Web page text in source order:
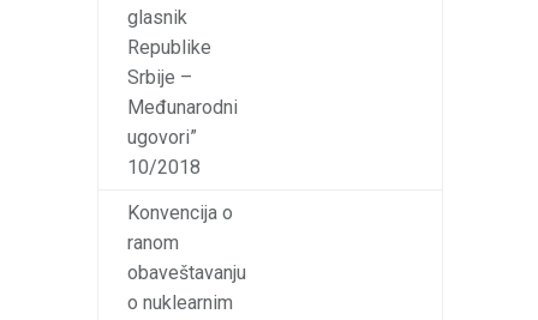
glasnik
Republike
Srbije –
Međunarodni
ugovori”
10/2018
Konvencija o
ranom
obaveštavanju
o nuklearnim